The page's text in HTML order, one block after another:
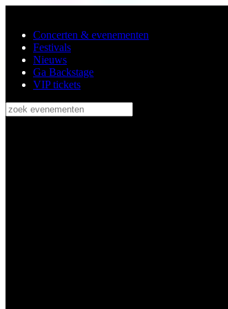
Concerten & evenementen
Festivals
Nieuws
Ga Backstage
VIP tickets
zoek evenementen